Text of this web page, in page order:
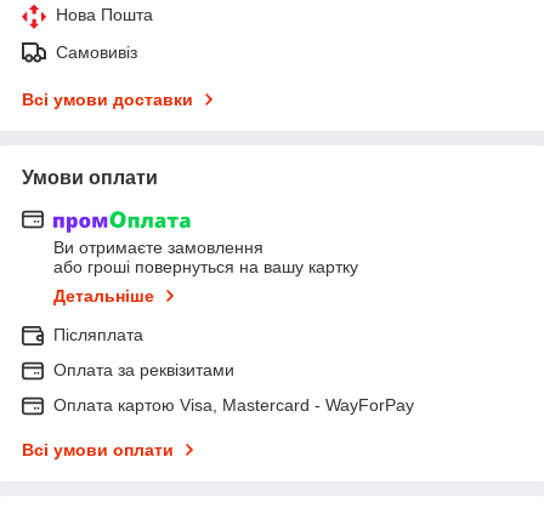
Нова Пошта
Самовивіз
Всі умови доставки
Умови оплати
Ви отримаєте замовлення
або гроші повернуться на вашу картку
Детальніше
Післяплата
Оплата за реквізитами
Оплата картою Visa, Mastercard - WayForPay
Всі умови оплати